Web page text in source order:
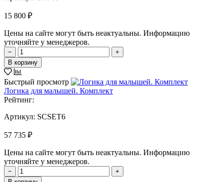
15 800 ₽
Цены на сайте могут быть неактуальны. Информацию
уточняйте у менеджеров.
−
+
В корзину
Быстрый просмотр
Логика для малышей. Комплект
Рейтинг:
Артикул: SCSET6
57 735 ₽
Цены на сайте могут быть неактуальны. Информацию
уточняйте у менеджеров.
−
+